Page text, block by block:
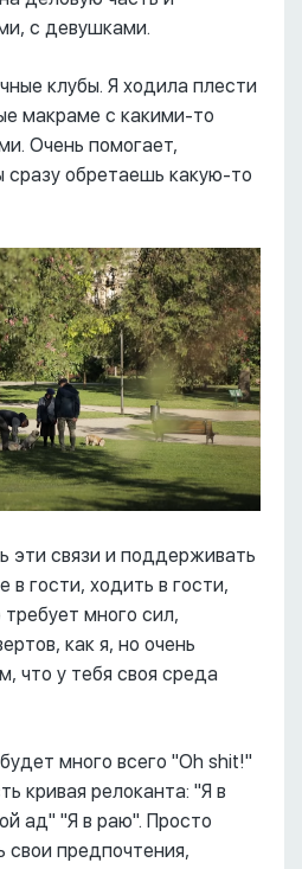
с девушками.
клубы. Я ходила плести
макраме с какими-то
Очень помогает,
сразу обретаешь какую-то
эти связи и поддерживать
в гости, ходить в гости,
много сил,
как я, но очень
что у тебя своя среда
много всего "Oh shit!"
кривая релоканта: "Я в
ад" "Я в раю". Просто
свои предпочтения,